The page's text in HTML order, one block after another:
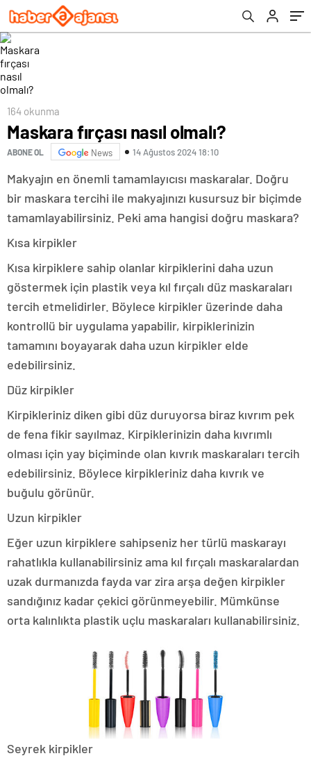
164 okunma
Maskara fırçası nasıl olmalı?
ABONE OL News 14 Ağustos 2024 18:10
Makyajın en önemli tamamlayıcısı maskaralar. Doğru
bir maskara tercihi ile makyajınızı kusursuz bir biçimde
tamamlayabilirsiniz. Peki ama hangisi doğru maskara?
Kısa kirpikler
Kısa kirpiklere sahip olanlar kirpiklerini daha uzun
göstermek için plastik veya kıl fırçalı düz maskaraları
tercih etmelidirler. Böylece kirpikler üzerinde daha
kontrollü bir uygulama yapabilir, kirpiklerinizin
tamamını boyayarak daha uzun kirpikler elde
edebilirsiniz.
Düz kirpikler
Kirpikleriniz diken gibi düz duruyorsa biraz kıvrım pek
de fena fikir sayılmaz. Kirpiklerinizin daha kıvrımlı
olması için yay biçiminde olan kıvrık maskaraları tercih
edebilirsiniz. Böylece kirpikleriniz daha kıvrık ve
buğulu görünür.
Uzun kirpikler
Eğer uzun kirpiklere sahipseniz her türlü maskarayı
rahatlıkla kullanabilirsiniz ama kıl fırçalı maskaralardan
uzak durmanızda fayda var zira arşa değen kirpikler
sandığınız kadar çekici görünmeyebilir. Mümkünse
orta kalınlıkta plastik uçlu maskaraları kullanabilirsiniz.
Seyrek kirpikler